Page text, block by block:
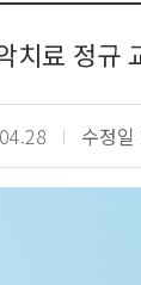
치료 정규
수정일